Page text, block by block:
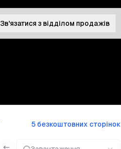
Зв'язатися з відділом продажів
5 безкоштовних сторінок